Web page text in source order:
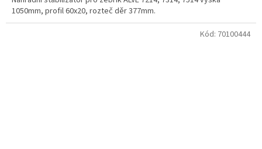
1050mm, profil 60x20, rozteč děr 377mm.
Kód: 70100444